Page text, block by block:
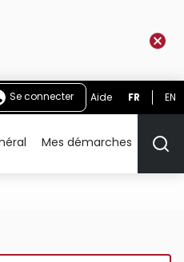
Se connecter Aide FR EN
Mes démarches